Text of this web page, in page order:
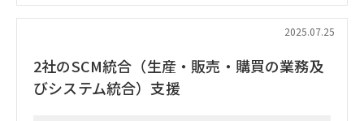
・ユースケース定義、機能／非機能要件（SLO/可用性/遅延/
R155/156）
・アーキ設計（全体アーキ／IF／データモデル、エッジ-クラ
ウド分割、OTA/V2X方針）
2025.07.25
2社のSCM統合（生産・販売・購買の業務及
びシステム統合）支援